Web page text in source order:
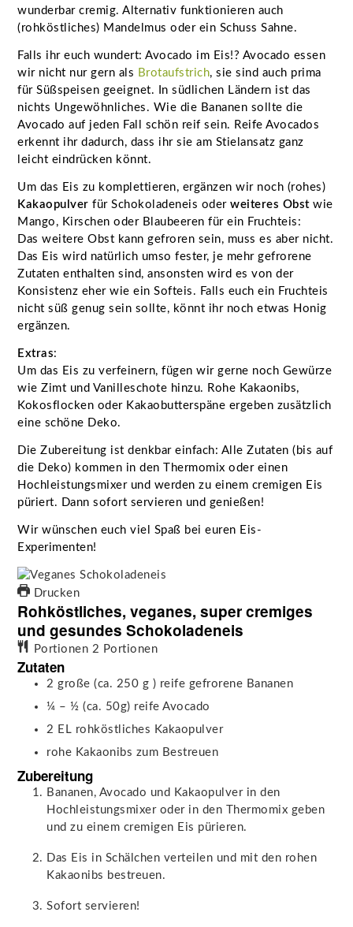
wunderbar cremig. Alternativ funktionieren auch
(rohköstliches) Mandelmus oder ein Schuss Sahne.
Falls ihr euch wundert: Avocado im Eis!? Avocado essen
wir nicht nur gern als Brotaufstrich, sie sind auch prima
für Süßspeisen geeignet. In südlichen Ländern ist das
nichts Ungewöhnliches. Wie die Bananen sollte die
Avocado auf jeden Fall schön reif sein. Reife Avocados
erkennt ihr dadurch, dass ihr sie am Stielansatz ganz
leicht eindrücken könnt.
Um das Eis zu komplettieren, ergänzen wir noch (rohes)
Kakaopulver für Schokoladeneis oderweiteres Obstwie
Mango, Kirschen oder Blaubeeren für ein Fruchteis:
Das weitere Obst kann gefroren sein, muss es aber nicht.
Das Eis wird natürlich umso fester, je mehr gefrorene
Zutaten enthalten sind, ansonsten wird es von der
Konsistenz eher wie ein Softeis. Falls euch ein Fruchteis
nicht süß genug sein sollte, könnt ihr noch etwas Honig
ergänzen.
Extras:
Um das Eis zu verfeinern, fügen wir gerne noch Gewürze
wie Zimt und Vanilleschote hinzu. Rohe Kakaonibs,
Kokosflocken oder Kakaobutterspäne ergeben zusätzlich
eine schöne Deko.
Die Zubereitung ist denkbar einfach: Alle Zutaten (bis auf
die Deko) kommen in den Thermomix oder einen
Hochleistungsmixer und werden zu einem cremigen Eis
püriert. Dann sofort servieren und genießen!
Wir wünschen euch viel Spaß bei euren Eis-
Experimenten!
Drucken
Rohköstliches, veganes, super cremiges
und gesundes Schokoladeneis
Portionen 2 Portionen
Zutaten
2 große (ca. 250 g ) reife gefrorene Bananen
¼ – ½ (ca. 50g) reife Avocado
2 EL rohköstliches Kakaopulver
rohe Kakaonibs zum Bestreuen
Zubereitung
Bananen, Avocado und Kakaopulver in den
Hochleistungsmixer oder in den Thermomix geben
und zu einem cremigen Eis pürieren.
Das Eis in Schälchen verteilen und mit den rohen
Kakaonibs bestreuen.
Sofort servieren!